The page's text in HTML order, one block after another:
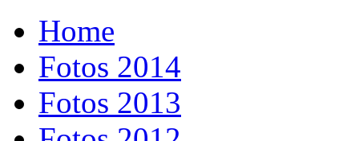
Home
Fotos 2014
Fotos 2013